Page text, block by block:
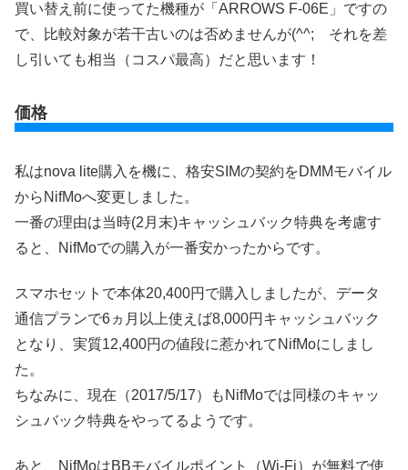
買い替え前に使ってた機種が「ARROWS F-06E」ですの
で、比較対象が若干古いのは否めませんが(^^; それを差
し引いても相当（コスパ最高）だと思います！
価格
私はnova lite購入を機に、格安SIMの契約をDMMモバイル
からNifMoへ変更しました。
一番の理由は当時(2月末)キャッシュバック特典を考慮す
ると、NifMoでの購入が一番安かったからです。
スマホセットで本体20,400円で購入しましたが、データ
通信プランで6ヵ月以上使えば8,000円キャッシュバック
となり、実質12,400円の値段に惹かれてNifMoにしまし
た。
ちなみに、現在（2017/5/17）もNifMoでは同様のキャッ
シュバック特典をやってるようです。
あと、NifMoはBBモバイルポイント（Wi-Fi）が無料で使